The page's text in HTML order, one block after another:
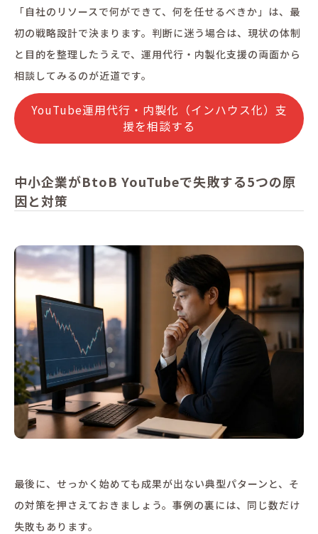
「自社のリソースで何ができて、何を任せるべきか」は、最
初の戦略設計で決まります。判断に迷う場合は、現状の体制
と目的を整理したうえで、運用代行・内製化支援の両面から
相談してみるのが近道です。
YouTube運用代行・内製化（インハウス化）支
援を相談する
中小企業がBtoB YouTubeで失敗する5つの原
因と対策
最後に、せっかく始めても成果が出ない典型パターンと、そ
の対策を押さえておきましょう。事例の裏には、同じ数だけ
失敗もあります。